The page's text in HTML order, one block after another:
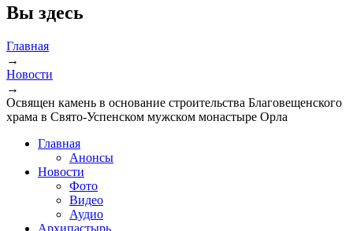
Вы здесь
Главная
→
Новости
→
Освящен камень в основание строительства Благовещенского
храма в Свято-Успенском мужском монастыре Орла
Главная
Анонсы
Новости
Фото
Видео
Аудио